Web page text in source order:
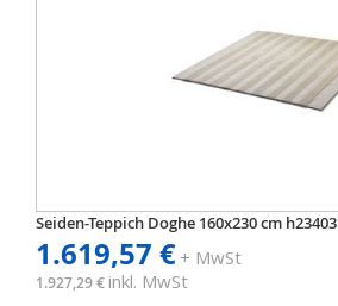
Seiden-Teppich Doghe 160x230 cm h23403
1.619,57 €+ MwSt
1.927,29 € inkl. MwSt